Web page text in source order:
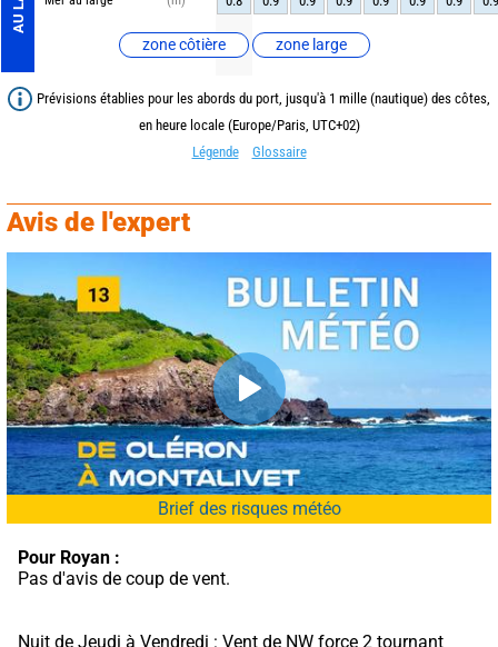
zone côtière zone large
Prévisions établies pour les abords du port, jusqu'à 1 mille (nautique) des côtes,
en heure locale (Europe/Paris, UTC+02)
Légende
Glossaire
Avis de l'expert
Brief des risques météo
Pour Royan :
Pas d'avis de coup de vent.
Nuit de Jeudi à Vendredi : Vent de NW force 2 tournant